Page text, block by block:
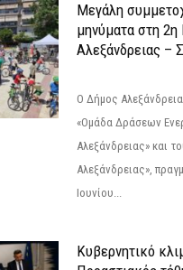
Μεγάλη
μηνύματα στη
Αλεξάνδρειας –
Ο Δήμος
«Ομάδα Δράσεων
Αλεξάνδρειας» και
Αλεξάνδρειας»,
Ιουνίου...
Κυβερνητικό